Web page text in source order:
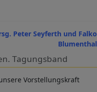
Peter Seyferth und Falko
Blumenthal
Tagungsband
Vorstellungskraft